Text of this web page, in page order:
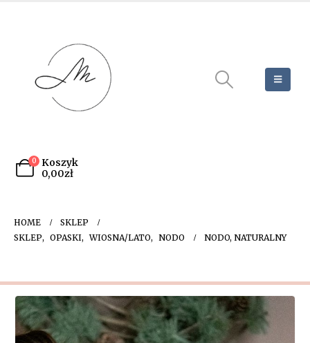
0
Koszyk
0,00zł
HOME
SKLEP
SKLEP, OPASKI, WIOSNA/LATO, NODO NODO, NATURALNY